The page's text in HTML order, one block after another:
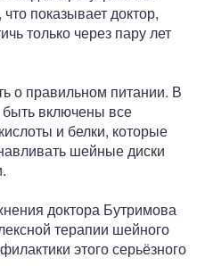
показывает доктор,
только через пару лет
о правильном питании. В
включены все
и белки, которые
шейные диски
доктора Бутримова
терапии шейного
этого серьёзного